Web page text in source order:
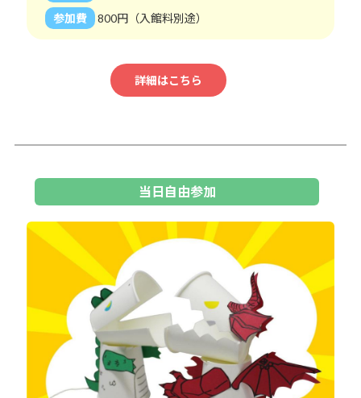
参加費 800円（入館料別途）
詳細はこちら
当日自由参加